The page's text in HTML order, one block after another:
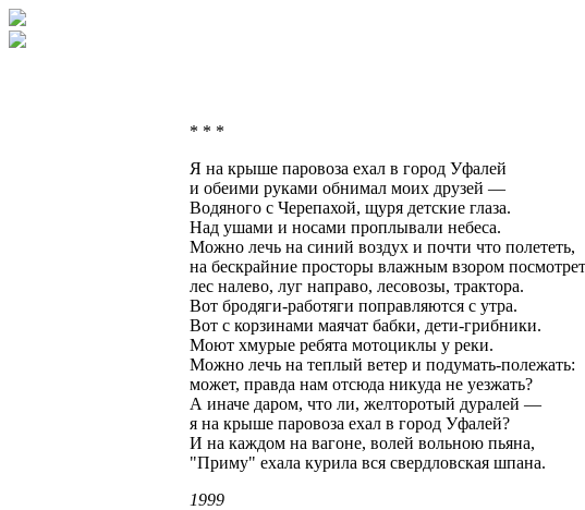
* * *
Я на крыше паровоза ехал в город Уфалей
и обеими руками обнимал моих друзей —
Водяного с Черепахой, щуря детские глаза.
Над ушами и носами проплывали небеса.
Можно лечь на синий воздух и почти что полететь,
на бескрайние просторы влажным взором
лес налево, луг направо, лесовозы, трактора.
Вот бродяги-работяги поправляются с утра.
Вот с корзинами маячат бабки, дети-грибники.
Моют хмурые ребята мотоциклы у реки.
Можно лечь на теплый ветер и подумать-полежать:
может, правда нам отсюда никуда не уезжать?
А иначе даром, что ли, желторотый дуралей —
я на крыше паровоза ехал в город Уфалей?
И на каждом на вагоне, волей вольною пьяна,
"Приму" ехала курила вся свердловская шпана.
1999